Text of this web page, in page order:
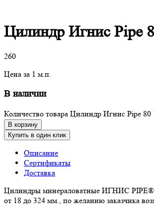
Цилиндр Игнис Pipe
260
Цена за 1 м.п.
В наличии
Количество товара Цилиндр Игнис Pipe
В корзину
Купить в один клик
Описание
Сертификаты
Доставка
Цилиндры минераловатные ИГНИС PIPE®
от 18 до 324 мм., по желанию заказчика